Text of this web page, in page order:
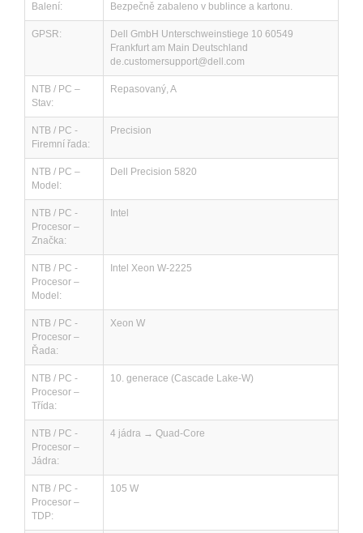
Balení: Bezpečně zabaleno v bublince a kartonu.
GPSR:
Dell GmbH Unterschweinstiege 10 60549
Frankfurt am Main Deutschland
de.customersupport@dell.com
NTB / PC –
Stav:
Repasovaný, A
NTB / PC -
Firemní řada:
Precision
NTB / PC –
Model:
Dell Precision 5820
NTB / PC -
Procesor –
Značka:
Intel
NTB / PC -
Procesor –
Model:
Intel Xeon W-2225
NTB / PC -
Procesor –
Řada:
Xeon W
NTB / PC -
Procesor –
Třída:
10. generace (Cascade Lake-W)
NTB / PC -
Procesor –
Jádra:
4 jádra → Quad-Core
NTB / PC -
Procesor –
TDP:
105 W